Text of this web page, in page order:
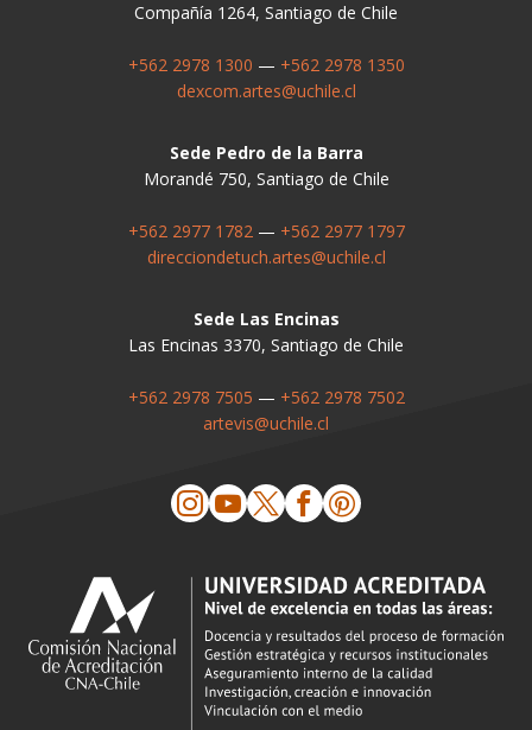
Compañía 1264, Santiago de Chile
+562 2978 1300 — +562 2978 1350
dexcom.artes@uchile.cl
Sede Pedro de la Barra
Morandé 750, Santiago de Chile
+562 2977 1782— +562 2977 1797
direcciondetuch.artes@uchile.cl
Sede Las Encinas
Las Encinas 3370, Santiago de Chile
+562 2978 7505 — +562 2978 7502
artevis@uchile.cl